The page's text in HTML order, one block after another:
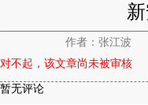
作者：张江波
对不起，该文章尚未被审核
暂无评论